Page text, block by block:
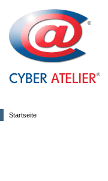
Startseite